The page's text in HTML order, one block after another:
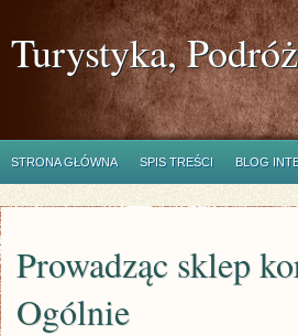
Turystyka,
STRONA GŁÓWNA SPIS TREŚCI BLOG
Prowadząc sklep
Ogólnie